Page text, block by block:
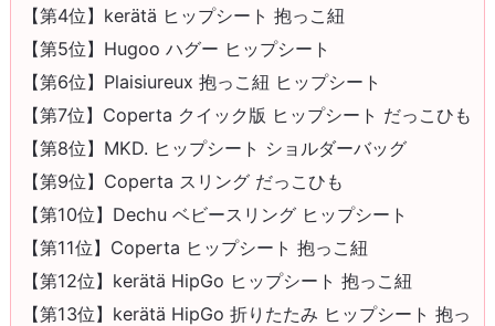
【第4位】kerätä ヒップシート 抱っこ紐
【第5位】Hugoo ハグー ヒップシート
【第6位】Plaisiureux 抱っこ紐 ヒップシート
【第7位】Coperta クイック版 ヒップシート だっこひも
【第8位】MKD. ヒップシート ショルダーバッグ
【第9位】Coperta スリング だっこひも
【第10位】Dechu ベビースリング ヒップシート
【第11位】Coperta ヒップシート 抱っこ紐
【第12位】kerätä HipGo ヒップシート 抱っこ紐
【第13位】kerätä HipGo 折りたたみ ヒップシート 抱っ